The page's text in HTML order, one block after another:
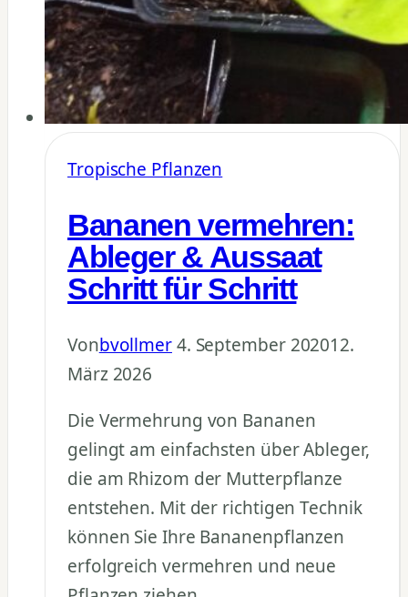
Tropische Pflanzen
Bananen vermehren:
Ableger & Aussaat
Schritt für Schritt
Vonbvollmer4. September 202012.
März 2026
Die Vermehrung von Bananen
gelingt am einfachsten über Ableger,
die am Rhizom der Mutterpflanze
entstehen. Mit der richtigen Technik
können Sie Ihre Bananenpflanzen
erfolgreich vermehren und neue